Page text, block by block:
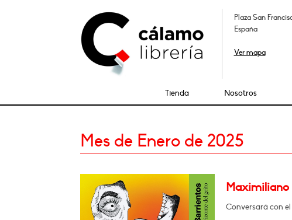
Plaza San
España
Ver mapa
Tienda Nosotros
Mes de Enero de 2025
Maximiliano
Conversará con